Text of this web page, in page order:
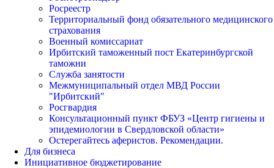
Росреестр
Территориальный фонд обязательного медицинского
страхования
Военный комиссариат
Ирбитский таможенный пост Екатеринбургской
таможни
Служба занятости
Межмуниципальный отдел МВД России
"Ирбитский"
Росгвардия
Консультационный пункт ФБУЗ «Центр гигиены и
эпидемиологии в Свердловской области»
Остерегайтесь аферистов. Рекомендации.
Для бизнеса
Инициативное бюджетирование